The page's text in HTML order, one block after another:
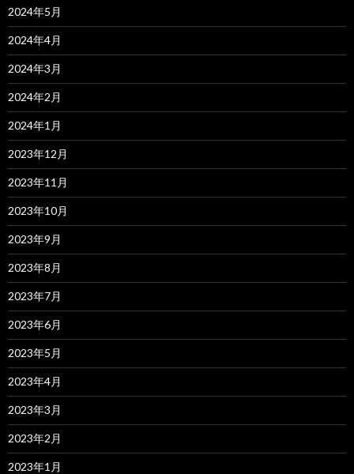
2024年5月
2024年4月
2024年3月
2024年2月
2024年1月
2023年12月
2023年11月
2023年10月
2023年9月
2023年8月
2023年7月
2023年6月
2023年5月
2023年4月
2023年3月
2023年2月
2023年1月